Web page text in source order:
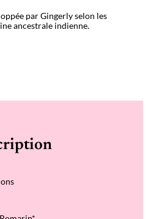
par Gingerly selon les
ancestrale indienne.